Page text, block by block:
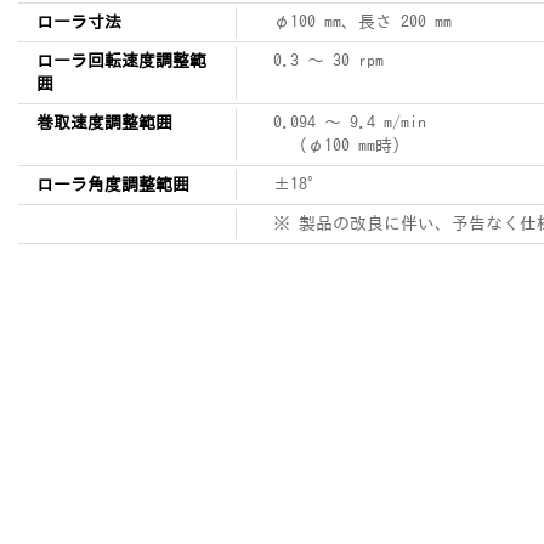
ローラ寸法 φ100 mm、長さ 200 mm
ローラ回転速度調整範
囲
0.3 ～ 30 rpm
巻取速度調整範囲
0.094 ～ 9.4 m/min
（φ100 mm時）
ローラ角度調整範囲 ±18°
※ 製品の改良に伴い、予告なく仕